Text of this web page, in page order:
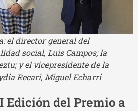
el director general del
social, Luis Campos; la
y el vicepresidente de la
Recari, Miguel Echarri
Edición del Premio a